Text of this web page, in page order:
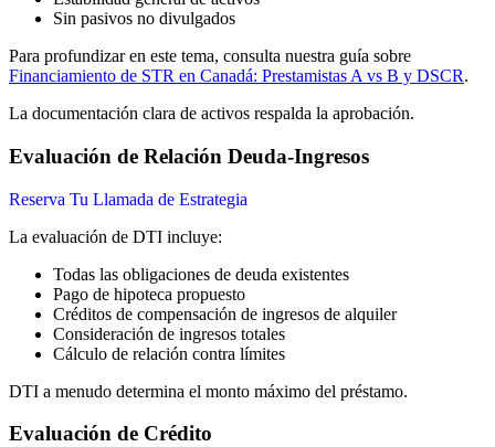
Sin pasivos no divulgados
Para profundizar en este tema, consulta nuestra guía sobre
Financiamiento de STR en Canadá: Prestamistas A vs B y DSCR.
La documentación clara de activos respalda la aprobación.
Evaluación de Relación Deuda-Ingresos
Reserva Tu Llamada de Estrategia
La evaluación de DTI incluye:
Todas las obligaciones de deuda existentes
Pago de hipoteca propuesto
Créditos de compensación de ingresos de alquiler
Consideración de ingresos totales
Cálculo de relación contra límites
DTI a menudo determina el monto máximo del préstamo.
Evaluación de Crédito